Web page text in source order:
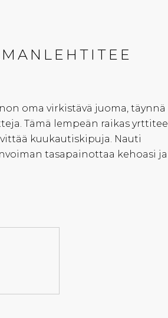
oma virkistävä juoma, täynnä
Tämä lempeän raikas yrttitee
kuukautiskipuja. Nauti
tasapainottaa kehoasi ja